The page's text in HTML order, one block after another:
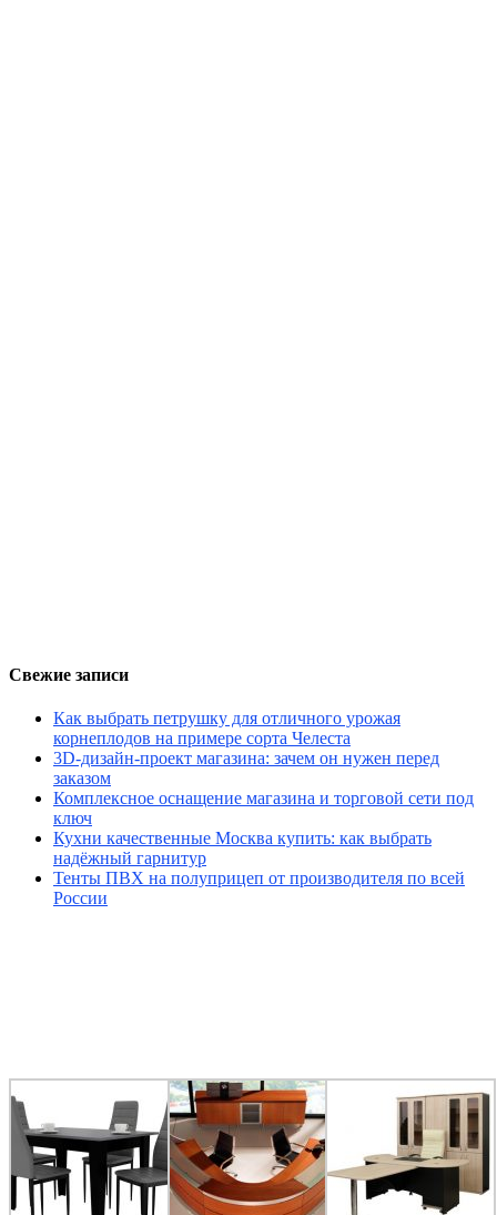
Свежие записи
Как выбрать петрушку для отличного урожая
корнеплодов на примере сорта Челеста
3D-дизайн-проект магазина: зачем он нужен перед
заказом
Комплексное оснащение магазина и торговой сети под
ключ
Кухни качественные Москва купить: как выбрать
надёжный гарнитур
Тенты ПВХ на полуприцеп от производителя по всей
России